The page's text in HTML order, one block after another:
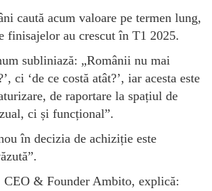
caută acum valoare pe termen lung,
finisajelor au crescut în T1 2025.
subliniază: „Românii nu mai
ci ‘de ce costă atât?’, iar acesta este
de raportare la spațiul de
ci și funcțional”.
în decizia de achiziție este
CEO & Founder Ambito, explică: